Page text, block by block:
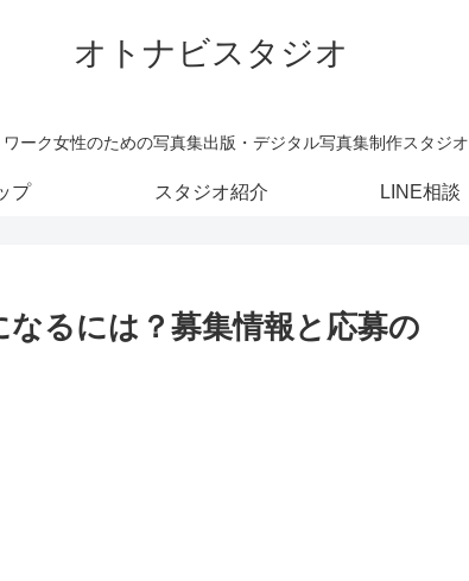
オトナビスタジオ
ーク女性のための写真集出版・デジタル写真集制作スタジオ
プ スタジオ紹介 LINE相談
なるには？募集情報と応募の